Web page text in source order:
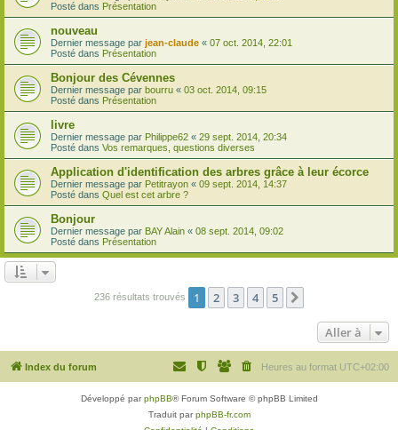
Posté dans Présentation
nouveau
Dernier message par jean-claude « 07 oct. 2014, 22:01
Posté dans Présentation
Bonjour des Cévennes
Dernier message par bourru « 03 oct. 2014, 09:15
Posté dans Présentation
livre
Dernier message par Philippe62 « 29 sept. 2014, 20:34
Posté dans Vos remarques, questions diverses
Application d'identification des arbres grâce à leur écorce
Dernier message par Petitrayon « 09 sept. 2014, 14:37
Posté dans Quel est cet arbre ?
Bonjour
Dernier message par BAY Alain « 08 sept. 2014, 09:02
Posté dans Présentation
236 résultats trouvés 1 2 3 4 5
Aller à
Index du forum Heures au format UTC+02:00
Développé parphpBB® Forum Software © phpBB Limited
Traduit parphpBB-fr.com